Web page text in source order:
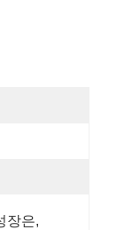
장은,